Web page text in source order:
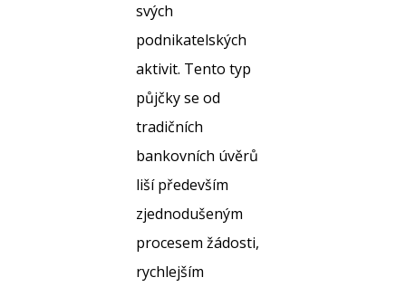
svých
podnikatelských
aktivit. Tento typ
půjčky se od
tradičních
bankovních úvěrů
liší především
zjednodušeným
procesem žádosti,
rychlejším